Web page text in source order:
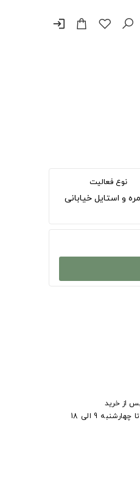
login
نوع فعالیت
و استایل خیابانی
از خرید
9 الی 18